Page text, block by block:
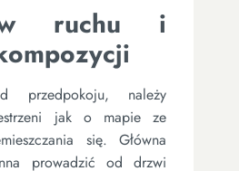
ruchu i
przedpokoju, należy
jak o mapie ze
się. Główna
prowadzić od drzwi